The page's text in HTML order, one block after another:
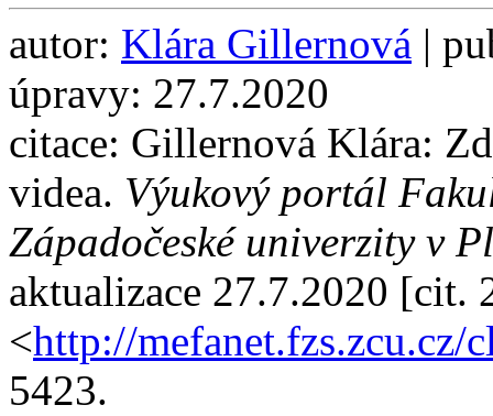
autor: Klára Gillernová |
úpravy: 27.7.2020
citace: Gillernová Klára:
videa. Výukový portál
Západočeské univerzity v
aktualizace 27.7.2020
<http://mefanet.fzs.zcu.cz/
5423.